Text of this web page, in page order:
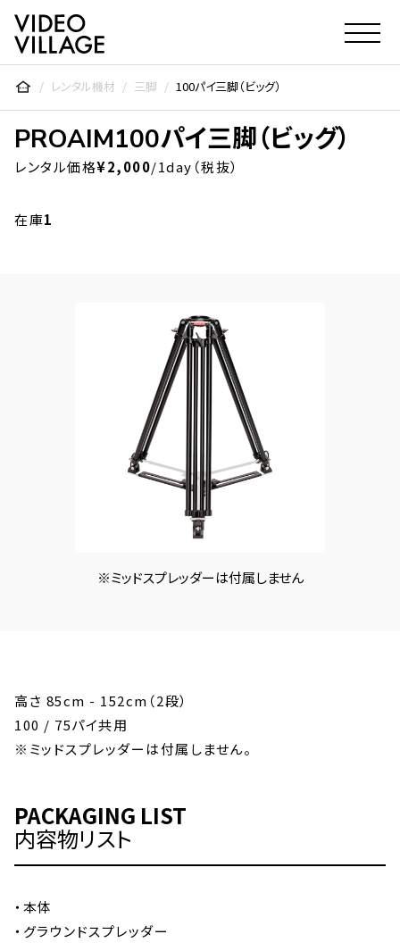
Video Village Inc.
レンタル機材 三脚 100パイ三脚（ビッグ）
PROAIM100パイ三脚（ビッグ）
レンタル価格¥2,000/1day（税抜）
在庫1
※ミッドスプレッダーは付属しません
高さ 85cm - 152cm（2段）
100 / 75パイ共用
※ミッドスプレッダーは付属しません。
PACKAGING LIST
内容物リスト
・本体
・グラウンドスプレッダー